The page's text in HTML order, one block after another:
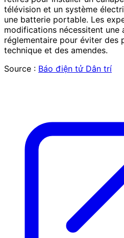
télévision et un système
une batterie portable. Les
modifications nécessitent une
réglementaire pour éviter des
technique et des amendes.
Source : Báo điện tử Dân trí